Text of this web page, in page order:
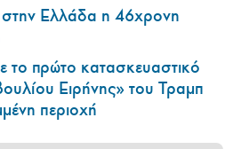
Ελλάδα η 46χρονη
το πρώτο κατασκευαστικό
Ειρήνης» του Τραμπ
περιοχή